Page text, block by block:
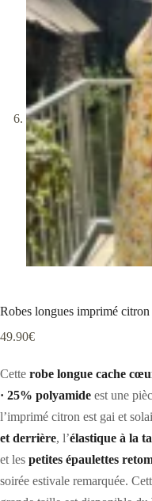
Robes longues imprimé citron
49.90€
Cette robe longue cache
· 25% polyamide est une
l’imprimé citron est gai et
et derrière, l’élastique à la
et les petites épaulettes
soirée estivale remarquée.